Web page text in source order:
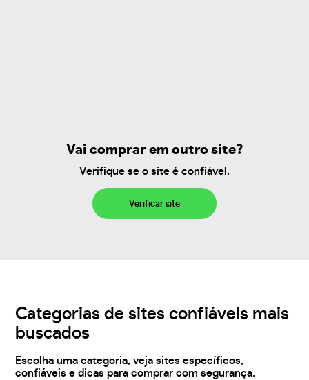
Vai comprar em outro site?
Verifique se o site é confiável.
Verificar site
Categorias de sites confiáveis mais
buscados
Escolha uma categoria, veja sites específicos,
confiáveis e dicas para comprar com segurança.